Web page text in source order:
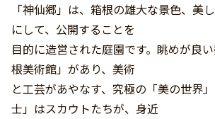
「神仙郷」は、箱根の雄大な景色、美
にして、公開することを
目的に造営された庭園です。眺めが良
根美術館」があり、美術
と工芸があやなす、究極の「美の世界
士」はスカウトたちが、身近